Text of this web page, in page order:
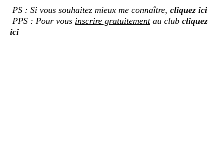
PS : Si vous souhaitez mieux me connaître, cliquez ici
PPS : Pour vous inscrire gratuitementau club cliquez
ici